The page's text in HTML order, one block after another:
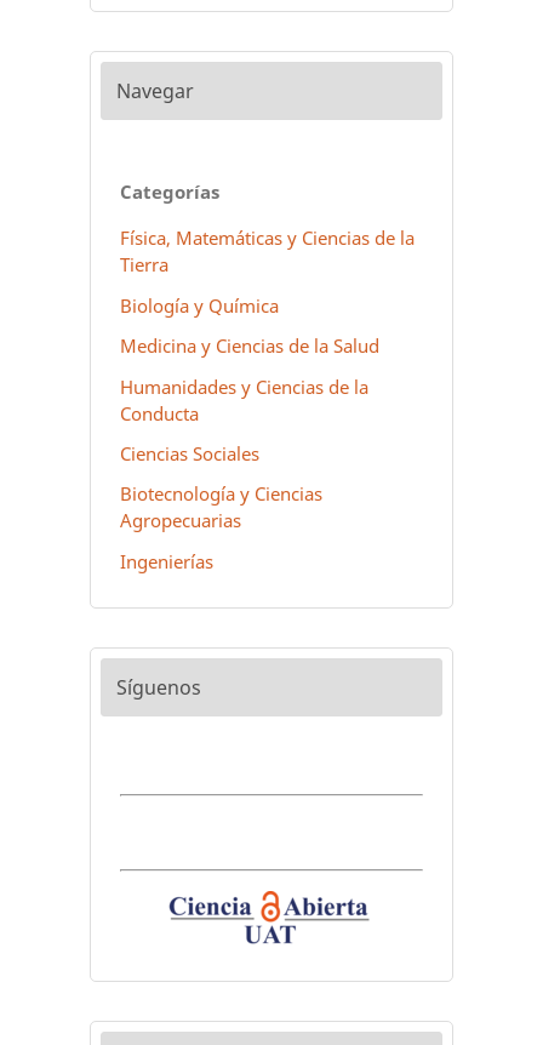
Navegar
Categorías
Física, Matemáticas y Ciencias de la
Tierra
Biología y Química
Medicina y Ciencias de la Salud
Humanidades y Ciencias de la
Conducta
Ciencias Sociales
Biotecnología y Ciencias
Agropecuarias
Ingenierías
Síguenos